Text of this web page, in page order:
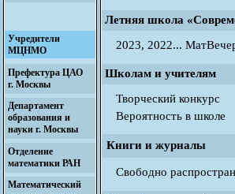
Учредители
МЦНМО
Префектура ЦАО
г. Москвы
Департамент
образования и
науки г. Москвы
Отделение
математики РАН
Математический
Летняя школа
2023, 2022...
Школам и учителям
Творческий конкурс
Вероятность в школе
Книги и журналы
Свободно